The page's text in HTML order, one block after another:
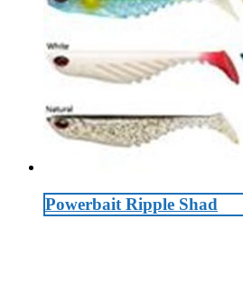
Powerbait Ripple Shad